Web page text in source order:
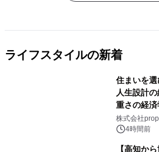
ライフスタイルの新着
住まいを
人生設計
重さの経
PropTech
PropTech-
株式会社
4時間前
【高知か